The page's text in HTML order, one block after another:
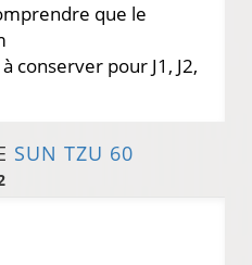
que le
conserver pour J1, J2,
SUN TZU 60